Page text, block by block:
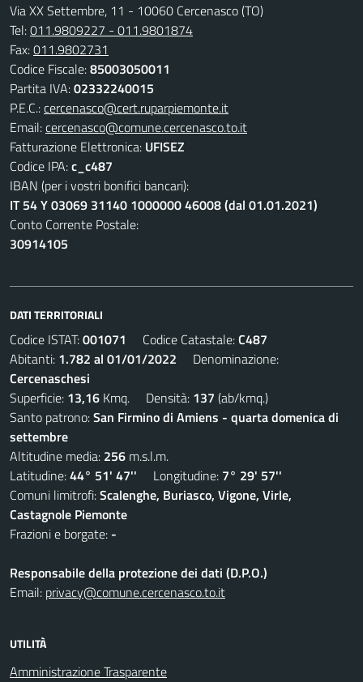
Via XX Settembre, 11 - 10060 Cercenasco (TO)
Tel:011.9809227 - 011.9801874
Fax:011.9802731
Codice Fiscale:85003050011
Partita IVA:02332240015
P.E.C.:cercenasco@cert.ruparpiemonte.it
Email:cercenasco@comune.cercenasco.to.it
Fatturazione Elettronica: UFISEZ
Codice IPA:c_c487
IBAN (per i vostri bonifici bancari):
IT 54 Y 03069 31140 1000000 46008 (dal 01.01.2021)
Conto Corrente Postale:
30914105
DATI TERRITORIALI
Codice ISTAT:001071 Codice Catastale:C487
Abitanti: 1.782 al 01/01/2022 Denominazione:
Cercenaschesi
Superficie: 13,16 Kmq. Densità: 137 (ab/kmq.)
Santo patrono:San Firmino di Amiens - quarta domenica di
settembre
Altitudine media: 256 m.s.l.m.
Latitudine:44° 51' 47'' Longitudine: 7° 29' 57''
Comuni limitrofi:Scalenghe, Buriasco, Vigone, Virle,
Castagnole Piemonte
Frazioni e borgate: -
Responsabile della protezione dei dati (D.P.O.)
Email: privacy@comune.cercenasco.to.it
UTILITÀ
Amministrazione Trasparente